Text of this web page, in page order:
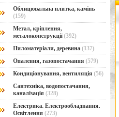
Облицювальна плитка, камінь
(159)
Метал, кріплення,
металоконструкції(392)
Пиломатеріали, деревина (137)
Опалення, газопостачання (579)
Кондиціонування, вентиляція (56)
Сантехніка, водопостачання,
каналізація (328)
Електрика. Електрообладнання.
Освітлення (273)